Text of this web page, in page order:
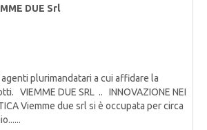
DUE Srl
plurimandatari a cui affidare la
VIEMME DUE SRL .. INNOVAZIONE NEI
Viemme due srl si è occupata per circa